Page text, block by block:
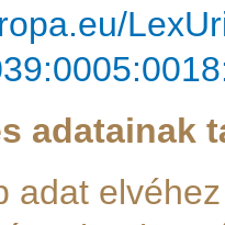
adatainak
adat